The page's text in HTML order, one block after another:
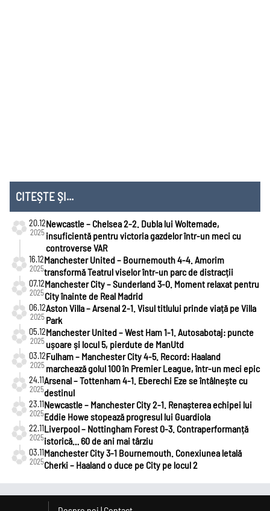
CITEȘTE ȘI...
20.12
2025
Newcastle – Chelsea 2-2. Dubla lui Woltemade,
insuficientă pentru victoria gazdelor într-un meci cu
controverse VAR
16.12
2025
Manchester United – Bournemouth 4-4. Amorim
transformă Teatrul viselor într-un parc de distracții
07.12
2025
Manchester City – Sunderland 3-0. Moment relaxat pentru
City înainte de Real Madrid
06.12
2025
Aston Villa – Arsenal 2-1. Visul titlului prinde viață pe Villa
Park
05.12
2025
Manchester United – West Ham 1-1. Autosabotaj: puncte
ușoare și locul 5, pierdute de ManUtd
03.12
2025
Fulham – Manchester City 4-5. Record: Haaland
marchează golul 100 în Premier League, într-un meci epic
24.11
2025
Arsenal – Tottenham 4-1. Eberechi Eze se întâlnește cu
destinul
23.11
2025
Newcastle – Manchester City 2-1. Renașterea echipei lui
Eddie Howe stopează progresul lui Guardiola
22.11
2025
Liverpool – Nottingham Forest 0-3. Contraperformanță
istorică… 60 de ani mai târziu
03.11
2025
Manchester City 3-1 Bournemouth. Conexiunea letală
Cherki – Haaland o duce pe City pe locul 2